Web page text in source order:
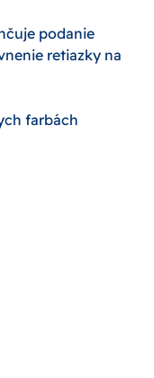
podanie
retiazky na
farbách